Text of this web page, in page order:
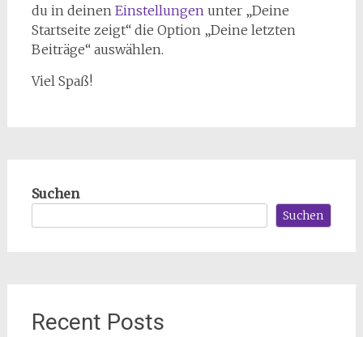
du in deinen Einstellungen unter „Deine
Startseite zeigt“ die Option „Deine letzten
Beiträge“ auswählen.
Viel Spaß!
Suchen
Suchen
Recent Posts